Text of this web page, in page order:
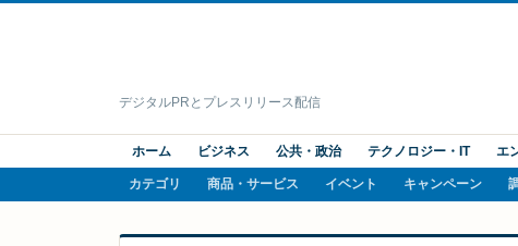
デジタルPRとプレスリリース配信
ホーム ビジネス 公共・政治 テクノロジー・IT エ
カテゴリ 商品・サービス イベント キャンペーン